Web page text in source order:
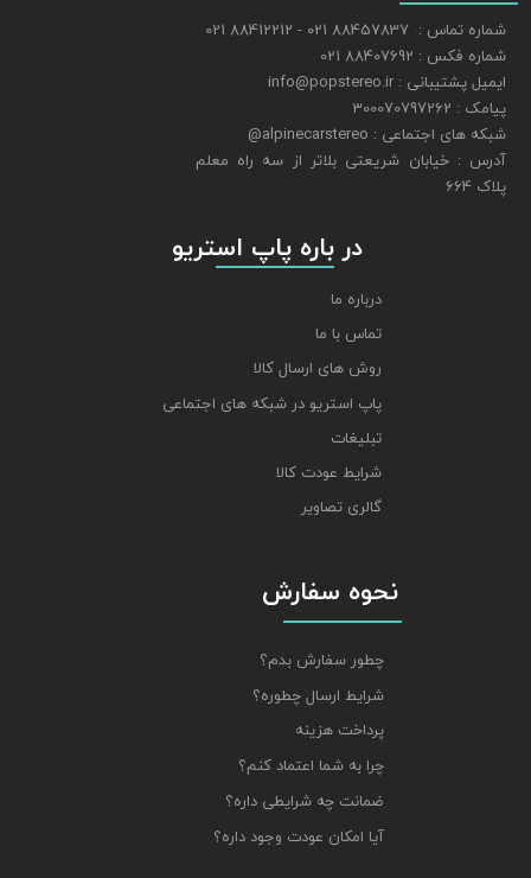
شماره تماس : 88457837 021 - 88412212 021
شماره فکس : 88407692 021
ایمیل پشتیبانی : info@popstereo.ir
پیامک : 300070797262
شبکه های اجتماعی : alpinecarstereo@
​​​​​​​آدرس : خیابان شریعتی بلاتر از سه راه معلم
پلاک 664
نحوه سفارش
چطور سفارش بدم؟
شرایط ارسال چطوره؟
پرداخت هزینه
چرا به شما اعتماد کنم؟
ضمانت چه شرایطی داره؟
آیا امکان عودت وجود داره؟
​​​​​​​ در باره پاپ استریو
درباره ما
تماس با ما
روش های ارسال کالا
پاپ استریو در شبکه های اجتماعی
تبلیغات
شرایط عودت کالا
گالری تصاویر